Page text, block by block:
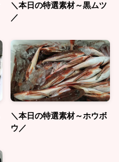
＼本日の特選素材～黒ムツ
／
＼本日の特選素材～ホウボ
ウ／